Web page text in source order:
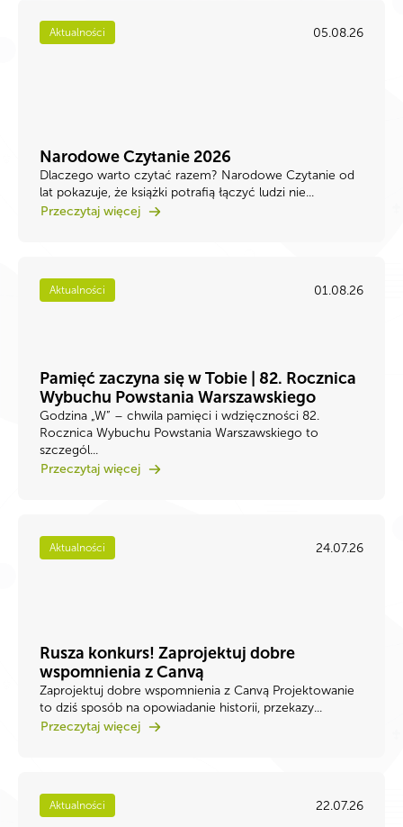
Aktualności 05.08.26
Narodowe Czytanie 2026
Dlaczego warto czytać razem? Narodowe Czytanie od
lat pokazuje, że książki potrafią łączyć ludzi nie...
Przeczytaj więcej
Aktualności 01.08.26
Pamięć zaczyna się w Tobie | 82. Rocznica
Wybuchu Powstania Warszawskiego
Godzina „W” – chwila pamięci i wdzięczności 82.
Rocznica Wybuchu Powstania Warszawskiego to
szczegól...
Przeczytaj więcej
Aktualności 24.07.26
Rusza konkurs! Zaprojektuj dobre
wspomnienia z Canvą
Zaprojektuj dobre wspomnienia z Canvą Projektowanie
to dziś sposób na opowiadanie historii, przekazy...
Przeczytaj więcej
Aktualności 22.07.26